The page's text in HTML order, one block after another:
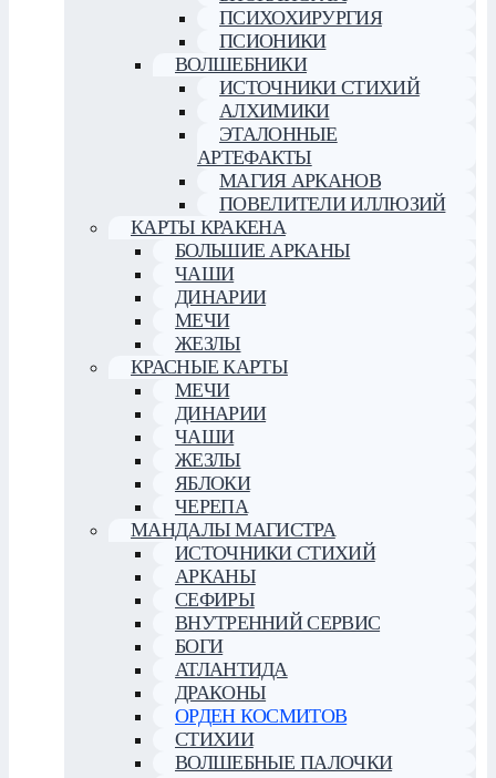
ПСИХОХИРУРГИЯ
ПСИОНИКИ
ВОЛШЕБНИКИ
ИСТОЧНИКИ СТИХИЙ
АЛХИМИКИ
ЭТАЛОННЫЕ
АРТЕФАКТЫ
МАГИЯ АРКАНОВ
ПОВЕЛИТЕЛИ ИЛЛЮЗИЙ
КАРТЫ КРАКЕНА
БОЛЬШИЕ АРКАНЫ
ЧАШИ
ДИНАРИИ
МЕЧИ
ЖЕЗЛЫ
КРАСНЫЕ КАРТЫ
МЕЧИ
ДИНАРИИ
ЧАШИ
ЖЕЗЛЫ
ЯБЛОКИ
ЧЕРЕПА
МАНДАЛЫ МАГИСТРА
ИСТОЧНИКИ СТИХИЙ
АРКАНЫ
СЕФИРЫ
ВНУТРЕННИЙ СЕРВИС
БОГИ
АТЛАНТИДА
ДРАКОНЫ
ОРДЕН КОСМИТОВ
СТИХИИ
ВОЛШЕБНЫЕ ПАЛОЧКИ